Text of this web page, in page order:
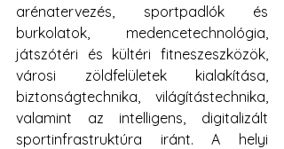
arénatervezés, sportpadlók és
burkolatok, medencetechnológia,
játszótéri és kültéri fitneszeszközök,
városi zöldfelületek kialakítása,
biztonságtechnika, világítástechnika,
valamint az intelligens, digitalizált
sportinfrastruktúra iránt. A helyi